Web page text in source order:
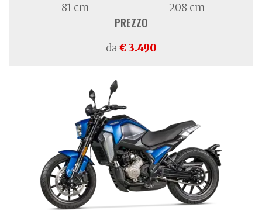
81 cm 208 cm
PREZZO
da€ 3.490